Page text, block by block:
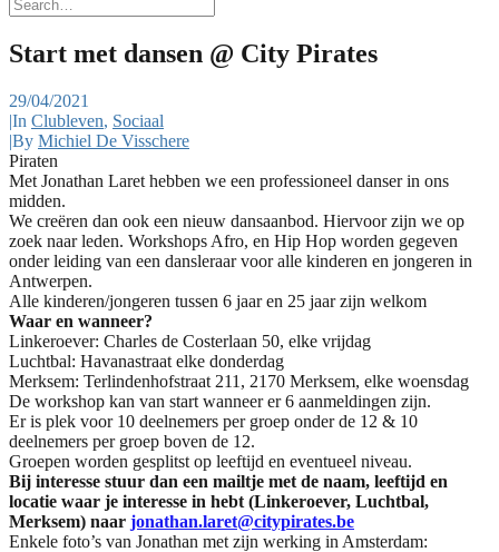
Start met dansen @ City Pirates
29/04/2021
|In Clubleven, Sociaal
|By Michiel De Visschere
Piraten
Met Jonathan Laret hebben we een professioneel danser in ons
midden.
We creëren dan ook een nieuw dansaanbod. Hiervoor zijn we op
zoek naar leden. Workshops Afro, en Hip Hop worden gegeven
onder leiding van een dansleraar voor alle kinderen en jongeren in
Antwerpen.
Alle kinderen/jongeren tussen 6 jaar en 25 jaar zijn welkom
Waar en wanneer?
Linkeroever: Charles de Costerlaan 50, elke vrijdag
Luchtbal: Havanastraat elke donderdag
Merksem: Terlindenhofstraat 211, 2170 Merksem, elke woensdag
De workshop kan van start wanneer er 6 aanmeldingen zijn.
Er is plek voor 10 deelnemers per groep onder de 12 & 10
deelnemers per groep boven de 12.
Groepen worden gesplitst op leeftijd en eventueel niveau.
Bij interesse stuur dan een mailtje met de naam, leeftijd en
locatie waar je interesse in hebt (Linkeroever, Luchtbal,
Merksem) naar jonathan.laret@citypirates.be
Enkele foto’s van Jonathan met zijn werking in Amsterdam: